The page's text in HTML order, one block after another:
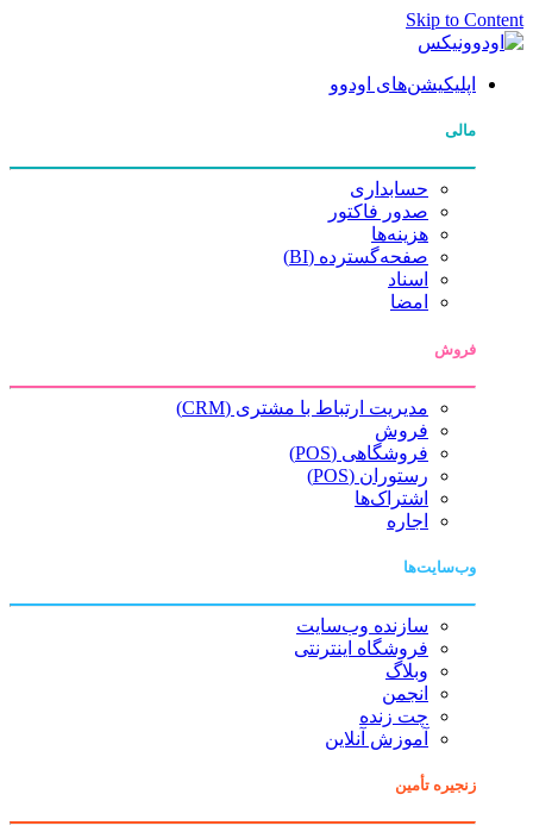
Skip to Content
اپلیکیشن‌های اودوو
مالی
حسابداری
صدور فاکتور
هزینه‌ها
صفحه‌گسترده (BI)
اسناد
امضا
فروش
مدیریت ارتباط با مشتری (CRM)
فروش
فروشگاهی (POS)
رستوران (POS)
اشتراک‌ها
اجاره
وب‌سایت‌ها
سازنده وب‌سایت
فروشگاه اینترنتی
وبلاگ
انجمن
چت زنده
آموزش آنلاین
زنجیره تأمین